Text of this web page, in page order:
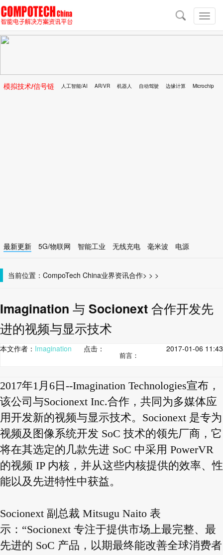
切
换
导
导
航
模拟技术/信号链 人工智能/AI AR/VR 机器人 自动驾驶 边缘计算 Microchip
最新更新 5G/物联网 智能工业 无线充电 毫米波
电源
当前位置： CompoTech China >
业界资讯 >
合作 >
Imagination 与 Socionext 合作开发先
进的视频与显示技术
本文作者： Imagination 点击： 2017-01-06 11:43
前言：
2017年1月6日--Imagination Technologies宣布，
该公司与Socionext Inc.合作，共同为多媒体应
用开发新的视频与显示技术。Socionext 是专为
视频及图像系统开发 SoC 技术的领先厂商，它
将在其选定的几款先进 SoC 中采用 PowerVR
的视频 IP 内核，并从这些内核提供的效率、性
能以及先进特性中获益。
Socionext 副总裁 Mitsugu Naito 表
示：“Socionext 专注于提供市场上最完整、最
先进的 SoC 产品，以期最终能改善全球消费者